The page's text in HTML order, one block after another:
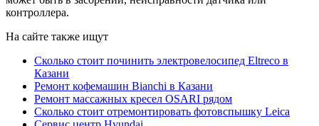
контроллера.
На сайте также ищут
Сколько стоит починить электровелосипед Eltreco в
Казани
Ремонт кофемашин Bianchi в Казани
Ремонт массажных кресел OSARI рядом
Сколько стоит отремонтировать фотовспышку Leica